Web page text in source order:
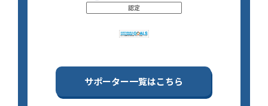
認定
サポーター一覧はこちら